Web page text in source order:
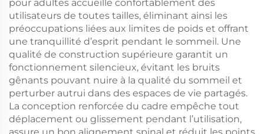
pour adultes accueille confortablement des
utilisateurs de toutes tailles, éliminant ainsi les
préoccupations liées aux limites de poids et offrant
une tranquillité d’esprit pendant le sommeil. Une
qualité de construction supérieure garantit un
fonctionnement silencieux, évitant les bruits
gênants pouvant nuire à la qualité du sommeil et
perturber autrui dans des espaces de vie partagés.
La conception renforcée du cadre empêche tout
déplacement ou glissement pendant l’utilisation,